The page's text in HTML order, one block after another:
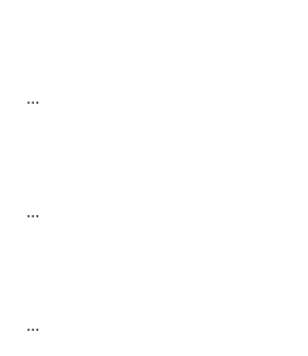
...
...
...